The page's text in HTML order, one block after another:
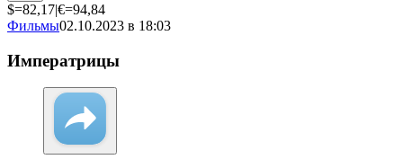
$=82,17|€=94,84
Фильмы02.10.2023 в 18:03
Императрицы